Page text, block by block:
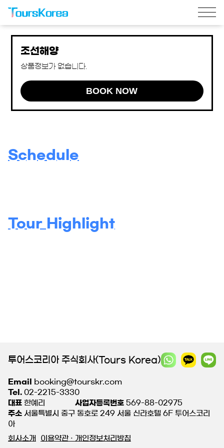
조선해양
상품정보가 없습니다.
BOOK NOW
Schedule
Tour Highlight
투어스코리아 주식회사(Tours Korea)
Email
booking@tourskr.com
Tel. 02-2215-3330
대표 한예리 사업자등록번호 569-88-02975
주소 서울특별시 중구 동호로 249 서울 신라호텔 6F 투어스코리
아
회사소개
이용약관 · 개인정보처리방침